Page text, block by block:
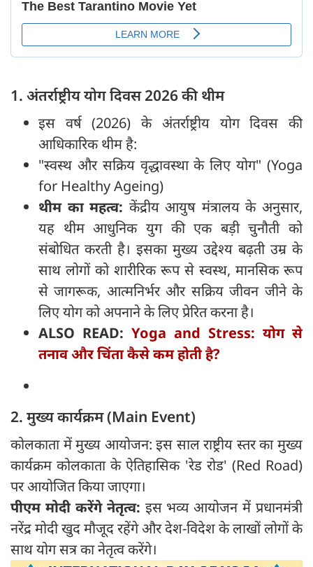
1. अंतर्राष्ट्रीय योग दिवस 2026 की थीम
इस वर्ष (2026) के अंतर्राष्ट्रीय योग दिवस की
आधिकारिक थीम है:
"स्वस्थ और सक्रिय वृद्धावस्था के लिए योग" (Yoga
for Healthy Ageing)
थीम का महत्व: केंद्रीय आयुष मंत्रालय के अनुसार,
यह थीम आधुनिक युग की एक बड़ी चुनौती को
संबोधित करती है। इसका मुख्य उद्देश्य बढ़ती उम्र के
साथ लोगों को शारीरिक रूप से स्वस्थ, मानसिक रूप
से जागरूक, आत्मनिर्भर और सक्रिय जीवन जीने के
लिए योग को अपनाने के लिए प्रेरित करना है।
ALSO READ: Yoga and Stress: योग से
तनाव और चिंता कैसे कम होती है?
2. मुख्य कार्यक्रम (Main Event)
कोलकाता में मुख्य आयोजन: इस साल राष्ट्रीय स्तर का मुख्य
कार्यक्रम कोलकाता के ऐतिहासिक 'रेड रोड' (Red Road)
पर आयोजित किया जाएगा।
पीएम मोदी करेंगे नेतृत्व: इस भव्य आयोजन में प्रधानमंत्री
नरेंद्र मोदी खुद मौजूद रहेंगे और देश-विदेश के लाखों लोगों के
साथ योग सत्र का नेतृत्व करेंगे।